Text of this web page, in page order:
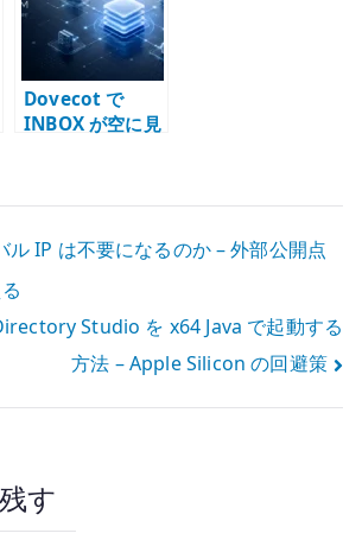
Dovecot で
INBOX が空に見
force-resync の
ル IP は不要になるのか – 外部公開点
Studio を x64 Java で起動する
方法 – Apple Silicon の回避策
す